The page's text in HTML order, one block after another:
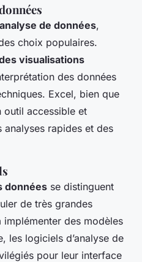
de données,
choix populaires.
visualisations
des données
Excel, bien que
outil accessible et
rapides et des
données se distinguent
de très grandes
des modèles
les logiciels d’analyse de
pour leur interface